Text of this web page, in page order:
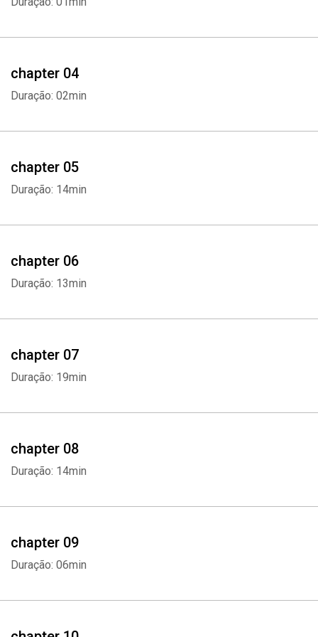
chapter 04
Duração: 02min
chapter 05
Duração: 14min
chapter 06
Duração: 13min
chapter 07
Duração: 19min
chapter 08
Duração: 14min
chapter 09
Duração: 06min